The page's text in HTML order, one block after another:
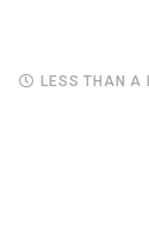
LESS THAN A